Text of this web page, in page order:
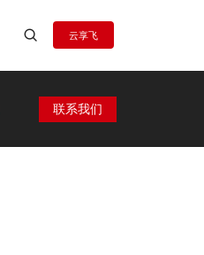
云享飞
联系我们